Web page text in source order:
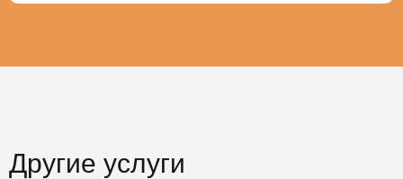
Другие услуги